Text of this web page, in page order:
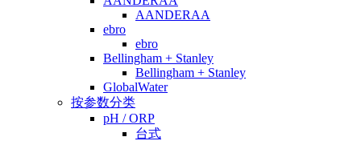
AANDERAA
ebro
ebro
Bellingham + Stanley
Bellingham + Stanley
GlobalWater
按参数分类
pH / ORP
台式